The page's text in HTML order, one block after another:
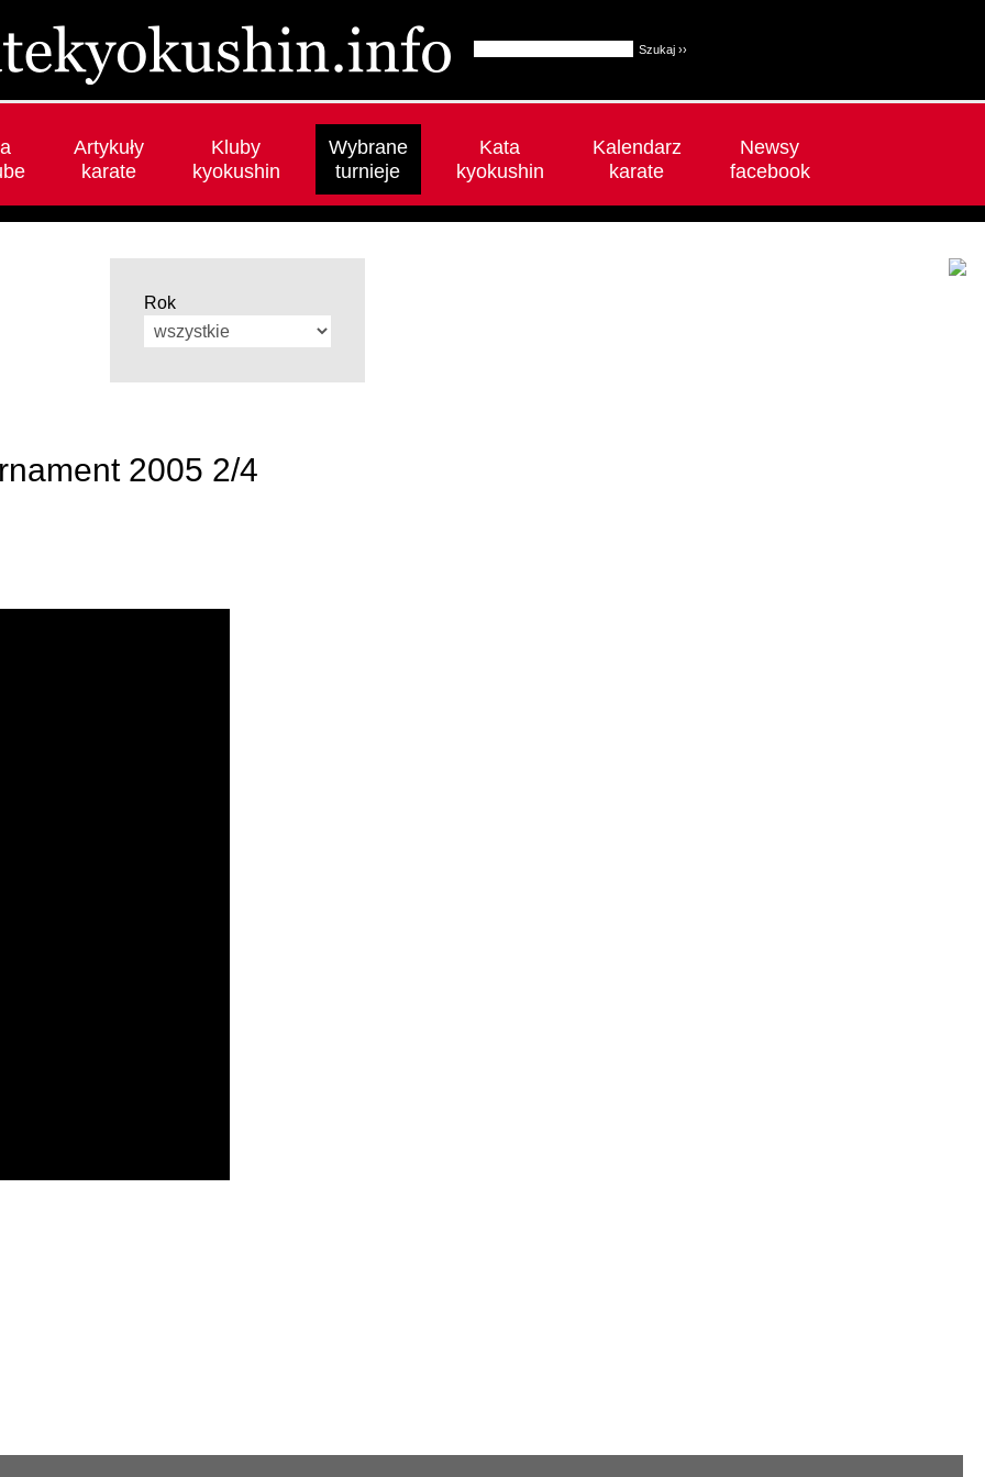
Artykuły
karate
Kluby
kyokushin
Wybrane
turnieje
Kata
kyokushin
Kalendarz
karate
Newsy
facebook
Rok
2005 2/4